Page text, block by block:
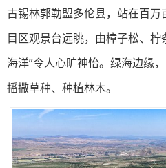
古锡林郭勒盟多伦县，站在百
目区观景台远眺，由樟子松、
海洋”令人心旷神怡。绿海边缘
播撒草种、种植林木。